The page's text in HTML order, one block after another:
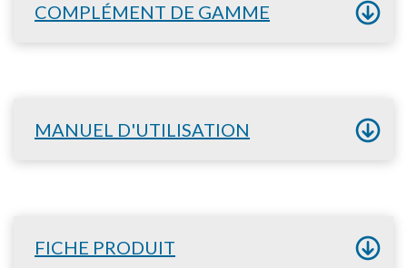
COMPLÉMENT DE GAMME
MANUEL D'UTILISATION
FICHE PRODUIT